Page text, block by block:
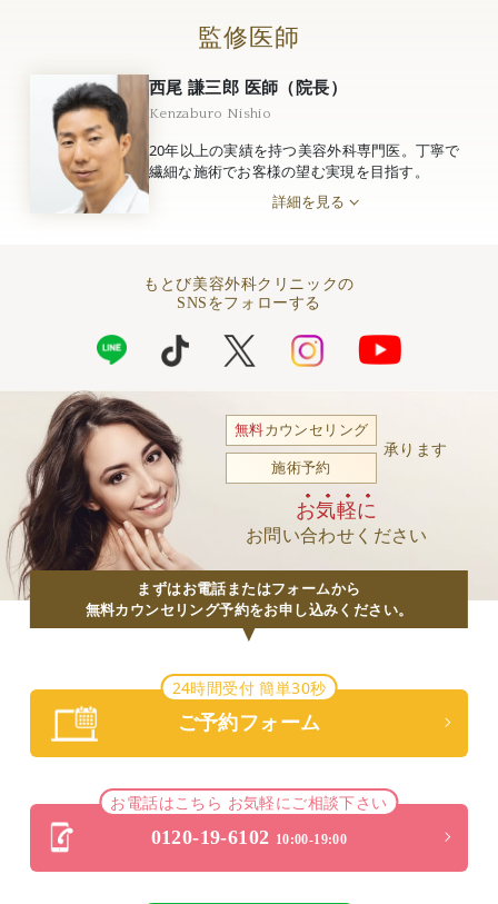
監修医師
西尾 謙三郎 医師（院長）
Kenzaburo Nishio
20年以上の実績を持つ美容外科専門医。丁寧で
繊細な施術でお客様の望む実現を目指す。
詳細を見る
もとび美容外科クリニックの
SNSをフォローする
無料カウンセリング
施術予約
承ります
お気軽に
お問い合わせください
まずはお電話またはフォームから
無料カウンセリング予約をお申し込みください。
24時間受付 簡単30秒
ご予約フォーム
お電話はこちら お気軽にご相談下さい
0120-19-6102 10:00-19:00